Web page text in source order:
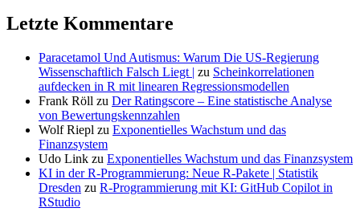
Letzte Kommentare
Paracetamol Und Autismus: Warum Die US-Regierung
Wissenschaftlich Falsch Liegt | zu Scheinkorrelationen
aufdecken in R mit linearen Regressionsmodellen
Frank Röll zu Der Ratingscore – Eine statistische Analyse
von Bewertungskennzahlen
Wolf Riepl zu Exponentielles Wachstum und das
Finanzsystem
Udo Link zu Exponentielles Wachstum und das Finanzsystem
KI in der R-Programmierung: Neue R-Pakete | Statistik
Dresden zu R-Programmierung mit KI: GitHub Copilot in
RStudio